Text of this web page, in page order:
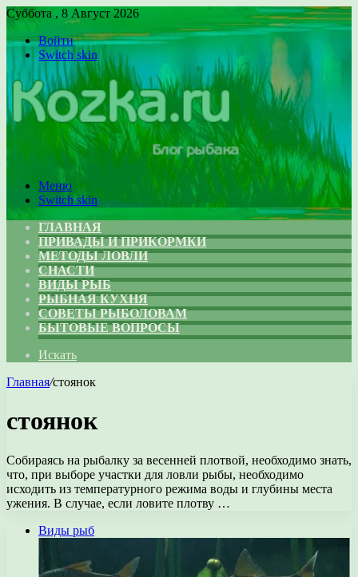
Суббота , 8 Август 2026
Войти
Switch skin
Меню
Switch skin
ГЛАВНАЯ
ПРИВАДЫ И ПРИКОРМКИ
МЕТОДЫ ЛОВЛИ
СНАСТИ
ВИДЫ РЫБ
РЫБНАЯ КУХНЯ
СОВЕТЫ РЫБОЛОВАМ
БЫТОВЫЕ ВОПРОСЫ
Искать
Главная/стоянок
стоянок
Собираясь на рыбалку за весенней плотвой, необходимо знать,
что, при выборе участки для ловли рыбы, необходимо
исходить из температурного режима воды и глубины места
ужения. В случае, если ловите плотву …
Виды рыб